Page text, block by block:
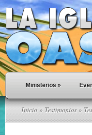
Ministerios »
Inicio » Testimonios»